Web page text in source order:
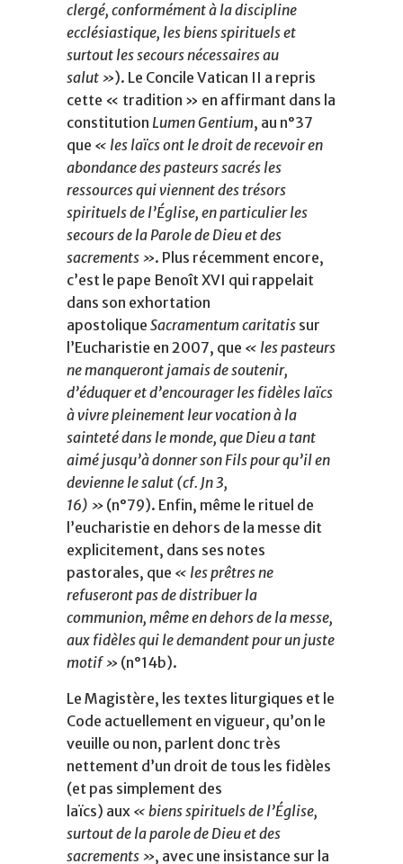
clergé, conformément à la discipline
ecclésiastique, les biens spirituels et
surtout les secours nécessaires au
salut »). Le Concile Vatican II a repris
cette « tradition » en affirmant dans la
constitution Lumen Gentium, au n°37
que « les laïcs ont le droit de recevoir en
abondance des pasteurs sacrés les
ressources qui viennent des trésors
spirituels de l’Église, en particulier les
secours de la Parole de Dieu et des
sacrements ». Plus récemment encore,
c’est le pape Benoît XVI qui rappelait
dans son exhortation
apostolique Sacramentum caritatis sur
l’Eucharistie en 2007, que « les pasteurs
ne manqueront jamais de soutenir,
d’éduquer et d’encourager les fidèles laïcs
à vivre pleinement leur vocation à la
sainteté dans le monde, que Dieu a tant
aimé jusqu’à donner son Fils pour qu’il en
devienne le salut (cf. Jn 3,
16) » (n°79). Enfin, même le rituel de
l’eucharistie en dehors de la messe dit
explicitement, dans ses notes
pastorales, que « les prêtres ne
refuseront pas de distribuer la
communion, même en dehors de la messe,
aux fidèles qui le demandent pour un juste
motif » (n°14b).
Le Magistère, les textes liturgiques et le
Code actuellement en vigueur, qu’on le
veuille ou non, parlent donc très
nettement d’un droit de tous les fidèles
(et pas simplement des
laïcs) aux « biens spirituels de l’Église,
surtout de la parole de Dieu et des
sacrements », avec une insistance sur la